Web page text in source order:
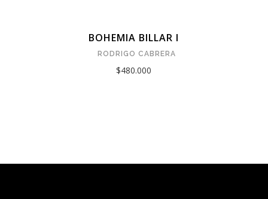
BOHEMIA BILLAR I
RODRIGO CABRERA
$480.000